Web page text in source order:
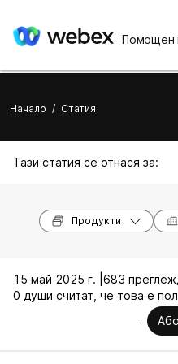
Помощен
Начало / Статия
Тази статия се отнася за:
Продукти
15 май 2025 г. | 683
0 души считат, че това е